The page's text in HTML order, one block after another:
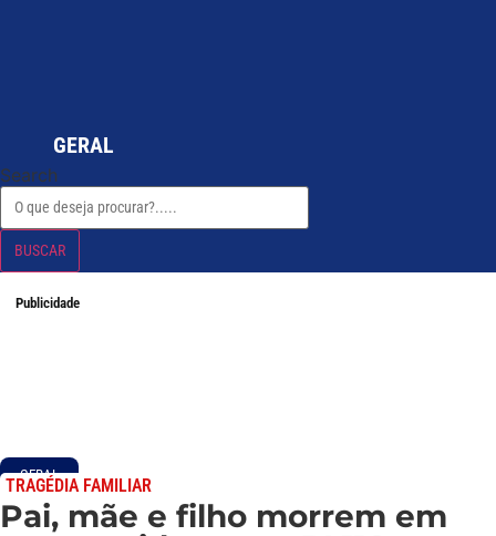
GERAL
Search
BUSCAR
Publicidade
GERAL
TRAGÉDIA FAMILIAR
Pai, mãe e filho morrem em